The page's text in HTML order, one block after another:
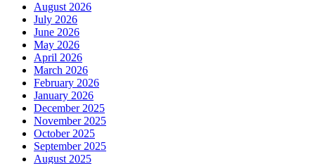
August 2026
July 2026
June 2026
May 2026
April 2026
March 2026
February 2026
January 2026
December 2025
November 2025
October 2025
September 2025
August 2025